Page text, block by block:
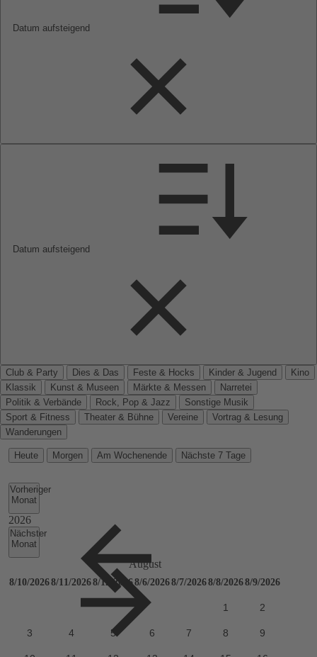
Datum aufsteigend
Datum aufsteigend
Club & Party Dies & Das Feste & Hocks Kinder & Jugend
Kino
Klassik
Kunst & Museen Märkte & Messen
Narretei
Politik & Verbände
Rock, Pop & Jazz
Sonstige Musik
Sport & Fitness
Theater & Bühne Vereine
Vortrag & Lesung
Wanderungen
Heute Morgen Am Wochenende Nächste 7 Tage
Vorheriger
Monat
Nächster
Monat